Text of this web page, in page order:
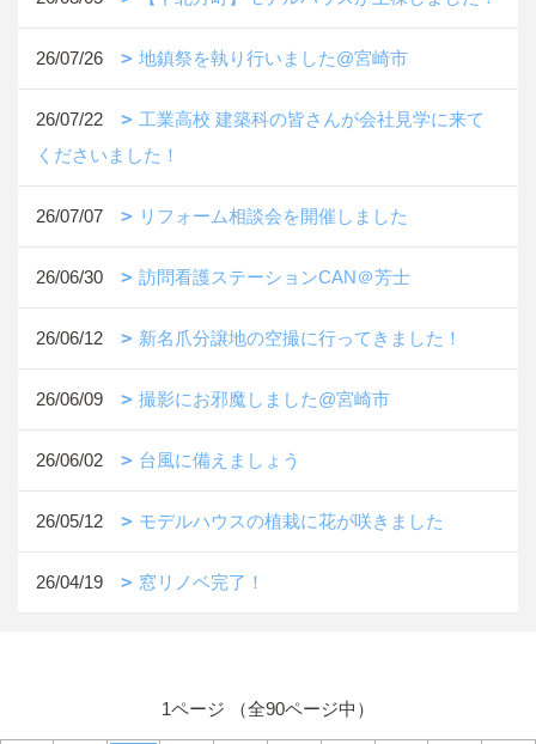
26/07/26 地鎮祭を執り行いました@宮崎市
26/07/22
工業高校 建築科の皆さんが会社見学に来て
くださいました！
26/07/07 リフォーム相談会を開催しました
26/06/30 訪問看護ステーションCAN＠芳士
26/06/12 新名爪分譲地の空撮に行ってきました！
26/06/09 撮影にお邪魔しました@宮崎市
26/06/02 台風に備えましょう
26/05/12 モデルハウスの植栽に花が咲きました
26/04/19 窓リノベ完了！
1ページ （全90ページ中）